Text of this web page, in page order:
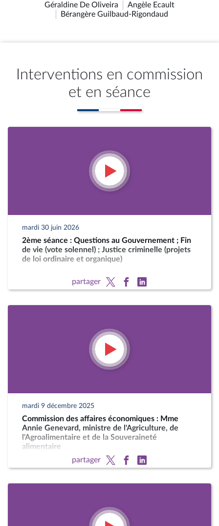
Géraldine De Oliveira
Angèle Ecault
Bérangère Guilbaud-Rigondaud
Interventions en commission
et en séance
mardi 30 juin 2026
2ème séance : Questions au Gouvernement ; Fin
de vie (vote solennel) ; Justice criminelle (projets
de loi ordinaire et organique)
partager
mardi 9 décembre 2025
Commission des affaires économiques : Mme
Annie Genevard, ministre de l'Agriculture, de
l'Agroalimentaire et de la Souveraineté
alimentaire
partager